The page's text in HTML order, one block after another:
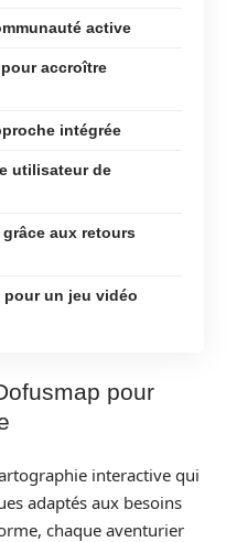
active
accroître
intégrée
utilisateur de
aux retours
un jeu vidéo
pour
interactive qui
adaptés aux besoins
chaque aventurier